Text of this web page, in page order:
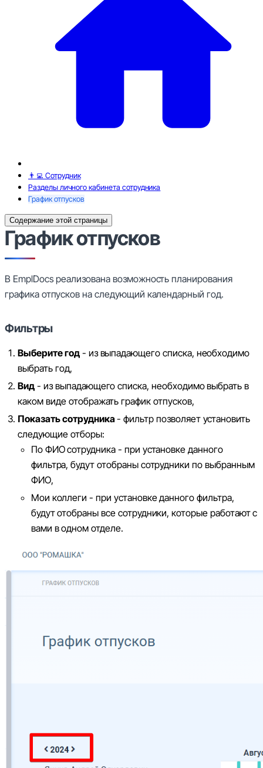
👨‍💻 Сотрудник
Разделы личного кабинета сотрудника
График отпусков
Содержание этой страницы
График отпусков
В EmplDocs реализована возможность планирования
графика отпусков на следующий календарный год.
Фильтры
Выберите год- из выпадающего списка, необходимо
выбрать год,
Вид - из выпадающего списка, необходимо выбрать в
каком виде отображать график отпусков,
Показать сотрудника- фильтр позволяет установить
следующие отборы:
По ФИО сотрудника - при установке данного
фильтра, будут отобраны сотрудники по выбранным
ФИО,
Мои коллеги - при установке данного фильтра,
будут отобраны все сотрудники, которые работают с
вами в одном отделе.